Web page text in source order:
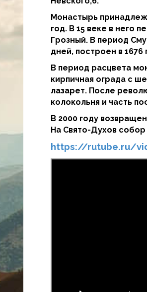
Монастырь
год. В 15 веке в него
Грозный. В период
дней, построен в
В период расцвета
кирпичная ограда с
лазарет. После
колокольня и часть
В 2000 году
На Свято-Духов собор
https://rutube.ru/